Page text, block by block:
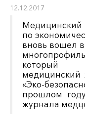
12.12.2017
Медицинский
по
вновь вошел
который
медицинский
«Эко-
прошлом
журнала